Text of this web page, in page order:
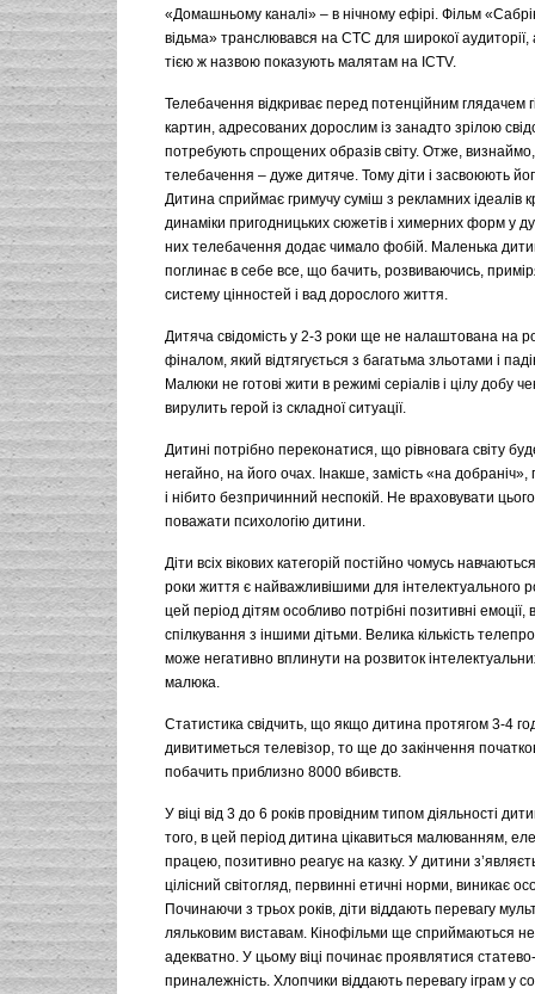
«Домашньому каналі» – в нічному ефірі. Фільм
відьма» транслювався на СТС для широкої аудиторії,
тією ж назвою показують малятам на ІCTV.
Телебачення відкриває перед потенційним глядачем
картин, адресованих дорослим із занадто зрілою
потребують спрощених образів світу. Отже,
телебачення – дуже дитяче. Тому діти і засвоюють
Дитина сприймає гримучу суміш з рекламних ідеалів
динаміки пригодницьких сюжетів і химерних форм у
них телебачення додає чимало фобій. Маленька
поглинає в себе все, що бачить, розвиваючись,
систему цінностей і вад дорослого життя.
Дитяча свідомість у 2-3 роки ще не налаштована на
фіналом, який відтягується з багатьма зльотами і
Малюки не готові жити в режимі серіалів і цілу добу
вирулить герой із складної ситуації.
Дитині потрібно переконатися, що рівновага світу
негайно, на його очах. Інакше, замість «на добраніч»,
і нібито безпричинний неспокій. Не враховувати
поважати психологію дитини.
Діти всіх вікових категорій постійно чомусь
роки життя є найважливішими для інтелектуального
цей період дітям особливо потрібні позитивні емоції,
спілкування з іншими дітьми. Велика кількість
може негативно вплинути на розвиток
малюка.
Статистика свідчить, що якщо дитина протягом 3-4
дивитиметься телевізор, то ще до закінчення
побачить приблизно 8000 вбивств.
У віці від 3 до 6 років провідним типом діяльності
того, в цей період дитина цікавиться малюванням,
працею, позитивно реагує на казку. У дитини
цілісний світогляд, первинні етичні норми, виникає
Починаючи з трьох років, діти віддають перевагу
ляльковим виставам. Кінофільми ще сприймаються не
адекватно. У цьому віці починає проявлятися
приналежність. Хлопчики віддають перевагу іграм у